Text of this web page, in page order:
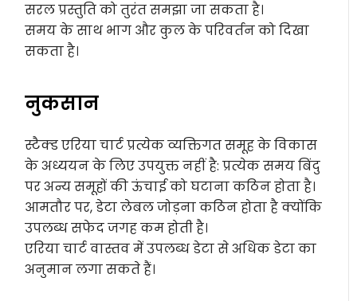
सरल प्रस्तुति को तुरंत समझा जा सकता है।
समय के साथ भाग और कुल के परिवर्तन को दिखा
सकता है।
नुकसान
स्टैक्ड एरिया चार्ट प्रत्येक व्यक्तिगत समूह के विकास
के अध्ययन के लिए उपयुक्त नहीं है: प्रत्येक समय बिंदु
पर अन्य समूहों की ऊंचाई को घटाना कठिन होता है।
आमतौर पर, डेटा लेबल जोड़ना कठिन होता है क्योंकि
उपलब्ध सफेद जगह कम होती है।
एरिया चार्ट वास्तव में उपलब्ध डेटा से अधिक डेटा का
अनुमान लगा सकते हैं।